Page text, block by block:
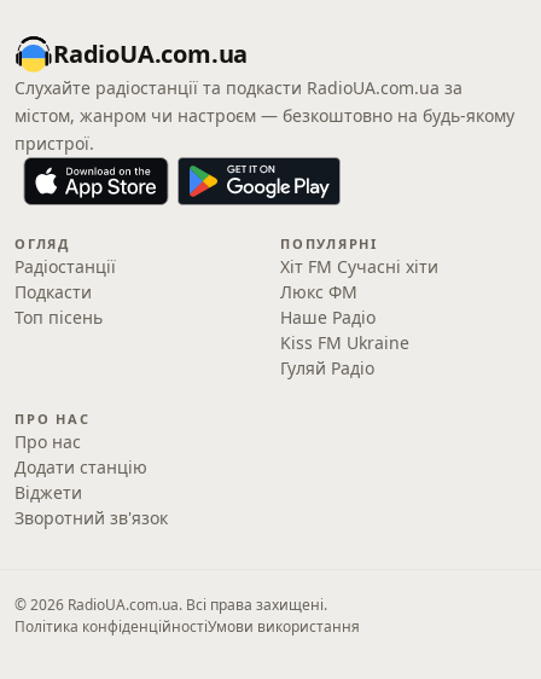
RadioUA.com.ua
Слухайте радіостанції та подкасти RadioUA.com.ua за
містом, жанром чи настроєм — безкоштовно на будь-якому
пристрої.
ОГЛЯД
Радіостанції
Подкасти
Топ пісень
ПОПУЛЯРНІ
Хіт FM Сучасні хіти
Люкс ФМ
Наше Радіо
Kiss FM Ukraine
Гуляй Радіо
ПРО НАС
Про нас
Додати станцію
Віджети
Зворотний зв'язок
© 2026 RadioUA.com.ua. Всі права захищені.
Політика конфіденційностіУмови використання